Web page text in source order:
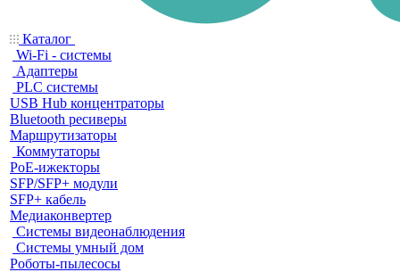
Каталог
Wi-Fi - системы
Адаптеры
PLC системы
USB Hub концентраторы
Bluetooth ресиверы
Маршрутизаторы
Коммутаторы
PoE-ижекторы
SFP/SFP+ модули
SFP+ кабель
Медиаконвертер
Системы видеонаблюдения
Системы умный дом
Роботы-пылесосы